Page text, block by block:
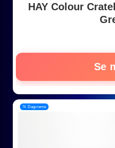
HAY Colour
Se
📂 Dagcreme